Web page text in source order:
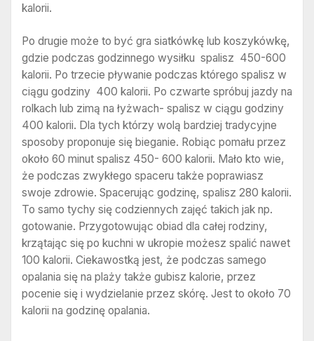
kalorii.
Po drugie może to być gra siatkówkę lub koszykówkę,
gdzie podczas godzinnego wysiłku spalisz 450-600
kalorii. Po trzecie pływanie podczas którego spalisz w
ciągu godziny 400 kalorii. Po czwarte spróbuj jazdy na
rolkach lub zimą na łyżwach- spalisz w ciągu godziny
400 kalorii. Dla tych którzy wolą bardziej tradycyjne
sposoby proponuje się bieganie. Robiąc pomału przez
około 60 minut spalisz 450- 600 kalorii. Mało kto wie,
że podczas zwykłego spaceru także poprawiasz
swoje zdrowie. Spacerując godzinę, spalisz 280 kalorii.
To samo tychy się codziennych zajęć takich jak np.
gotowanie. Przygotowując obiad dla całej rodziny,
krzątając się po kuchni w ukropie możesz spalić nawet
100 kalorii. Ciekawostką jest, że podczas samego
opalania się na plaży także gubisz kalorie, przez
pocenie się i wydzielanie przez skórę. Jest to około 70
kalorii na godzinę opalania.